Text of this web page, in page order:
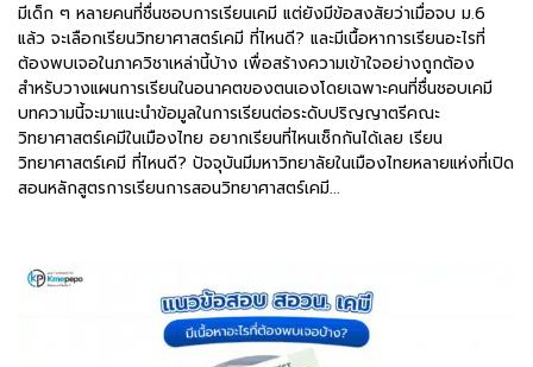
มีเด็ก ๆ หลายคนที่ชื่นชอบการเรียนเคมี แต่ยังมีข้อสงสัยว่าเมื่อจบ ม.6
แล้ว จะเลือกเรียนวิทยาศาสตร์เคมี ที่ไหนดี? และมีเนื้อหาการเรียนอะไรที่
ต้องพบเจอในภาควิชาเหล่านี้บ้าง เพื่อสร้างความเข้าใจอย่างถูกต้อง
สำหรับวางแผนการเรียนในอนาคตของตนเองโดยเฉพาะคนที่ชื่นชอบเคมี
บทความนี้จะมาแนะนำข้อมูลในการเรียนต่อระดับปริญญาตรีคณะ
วิทยาศาสตร์เคมีในเมืองไทย อยากเรียนที่ไหนเช็กกันได้เลย เรียน
วิทยาศาสตร์เคมี ที่ไหนดี? ปัจจุบันมีมหาวิทยาลัยในเมืองไทยหลายแห่งที่เปิด
สอนหลักสูตรการเรียนการสอนวิทยาศาสตร์เคมี...